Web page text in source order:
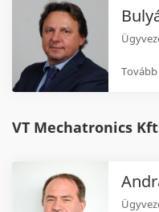
Tovább
VT Mechatronics